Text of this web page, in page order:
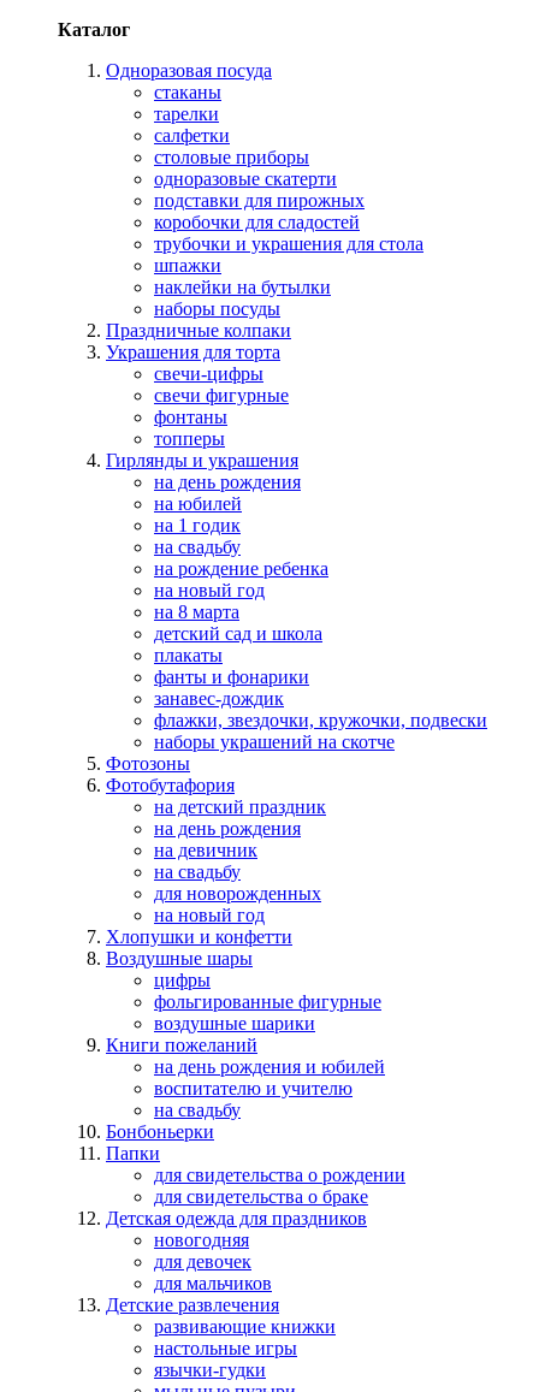
Каталог
Одноразовая посуда
стаканы
тарелки
салфетки
столовые приборы
одноразовые скатерти
подставки для пирожных
коробочки для сладостей
трубочки и украшения для стола
шпажки
наклейки на бутылки
наборы посуды
Праздничные колпаки
Украшения для торта
свечи-цифры
свечи фигурные
фонтаны
топперы
Гирлянды и украшения
на день рождения
на юбилей
на 1 годик
на свадьбу
на рождение ребенка
на новый год
на 8 марта
детский сад и школа
плакаты
фанты и фонарики
занавес-дождик
флажки, звездочки, кружочки, подвески
наборы украшений на скотче
Фотозоны
Фотобутафория
на детский праздник
на день рождения
на девичник
на свадьбу
для новорожденных
на новый год
Хлопушки и конфетти
Воздушные шары
цифры
фольгированные фигурные
воздушные шарики
Книги пожеланий
на день рождения и юбилей
воспитателю и учителю
на свадьбу
Бонбоньерки
Папки
для свидетельства о рождении
для свидетельства о браке
Детская одежда для праздников
новогодняя
для девочек
для мальчиков
Детские развлечения
развивающие книжки
настольные игры
язычки-гудки